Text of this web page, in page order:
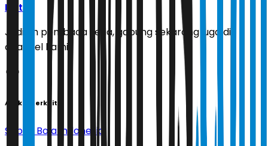
Ikuti
Jadilah pembaca setia, gabung sekarang juga di
channel kami!
Artikel Terkait
Sepak Bola Indonesia